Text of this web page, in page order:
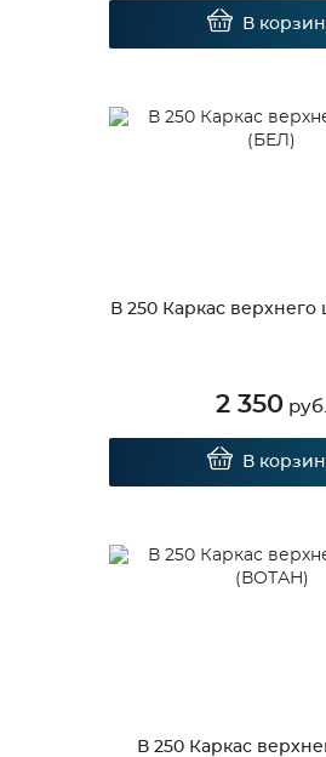
В
В 250 Каркас
2 350 руб.
В
В 250 Каркас